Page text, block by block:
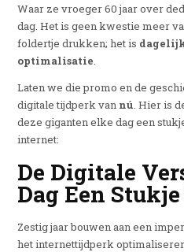
Waar ze vroeger 60 jaar over
dag. Het is geen kwestie meer
foldertje drukken; het is
optimalisatie.
Laten we die promo en de
digitale tijdperk van nú. Hier is
deze giganten elke dag een
internet:
De Digitale
Dag Een
Zestig jaar bouwen aan een
het internettijdperk